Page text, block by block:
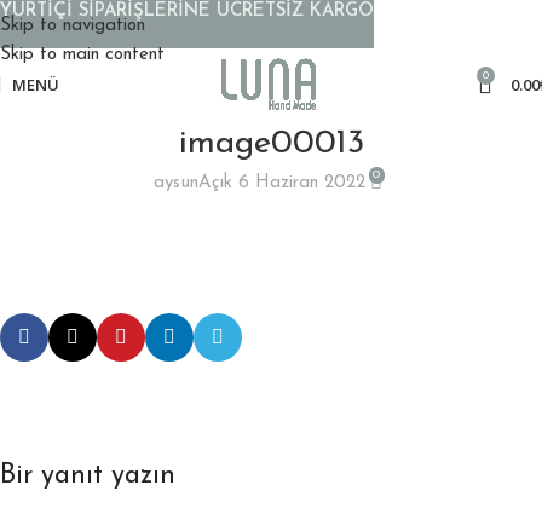
Skip to navigation
Skip to main content
MENÜ 0 0.00
image00013
aysunAçık 6 Haziran 2022 0
Bir yanıt yazın
YURTİÇİ SİPARİŞLERİNE ÜCRETSİZ KARGO